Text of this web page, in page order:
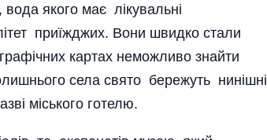
якого має лікувальні
приїжджих. Вони швидко стали
картах неможливо знайти
села свято бережуть нинішні
міського готелю.